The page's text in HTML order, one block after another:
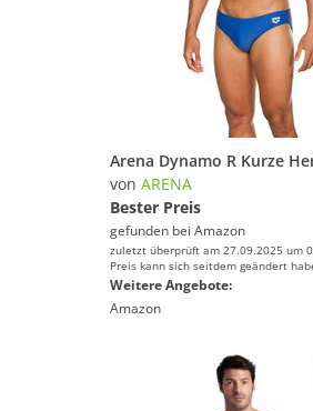
von ARENA
Bester Preis
gefunden bei Amazon
zuletzt überprüft am 27.09.2025 um
Preis kann sich seitdem geändert
Weitere Angebote:
Amazon